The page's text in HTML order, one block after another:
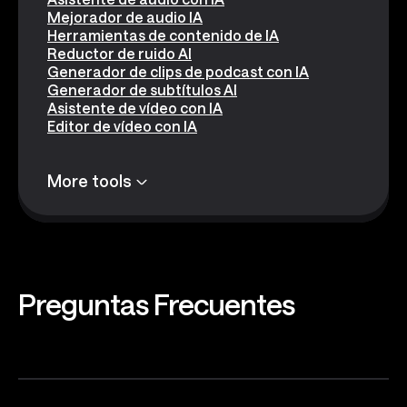
Mejorador de audio IA
Herramientas de contenido de IA
Reductor de ruido AI
Generador de clips de podcast con IA
Generador de subtítulos AI
Asistente de vídeo con IA
Editor de vídeo con IA
More tools
PreguntasFrecuentes